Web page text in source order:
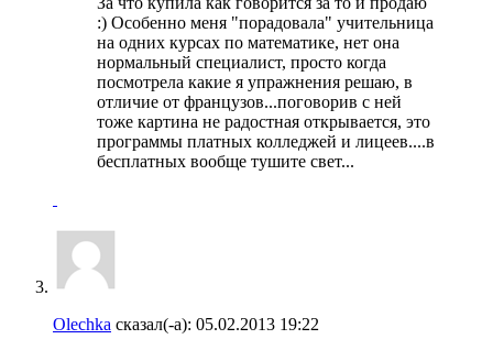
:) Особенно меня "порадовала" учительница
на одних курсах по математике, нет она
нормальный специалист, просто когда
посмотрела какие я упражнения решаю, в
отличие от французов...поговорив с ней
тоже картина не радостная открывается, это
программы платных колледжей и лицеев....в
бесплатных вообще тушите свет...
Olechka сказал(-а): 05.02.2013 19:22